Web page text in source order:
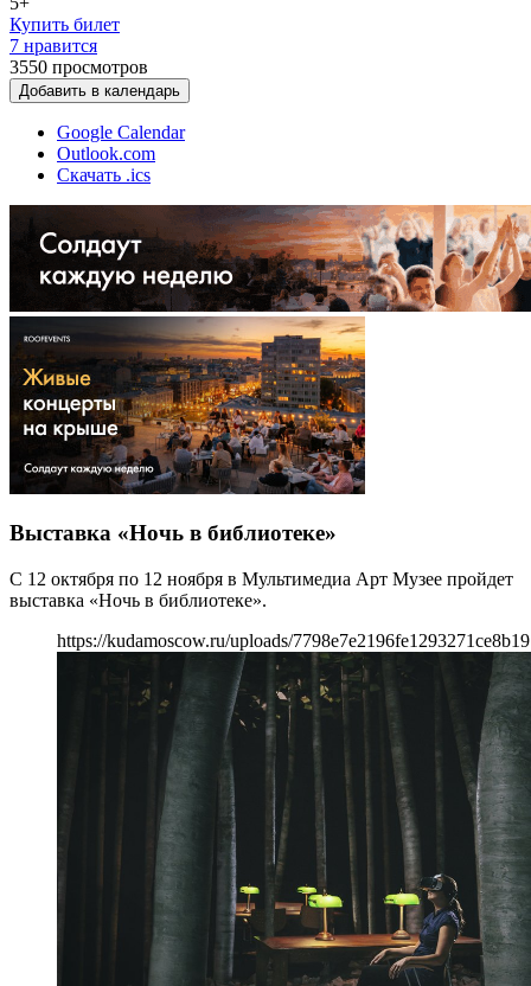
Купить билет
7 нравится
3550 просмотров
Добавить в календарь
Google Calendar
Outlook.com
Скачать .ics
Выставка «Ночь в библиотеке»
С 12 октября по 12 ноября в Мультимедиа Арт Музее пройдет
выставка «Ночь в библиотеке».
https://kudamoscow.ru/uploads/